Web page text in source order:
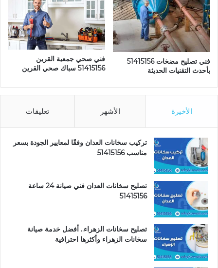
فني تصليح مضخات 51415156
بأحدث التقنيات الحديثة
فني صحي جمعية القرين
51415156 سباك صحي القرين
الأخيرة الأشهر تعليقات
تركيب سخانات العدان وفقًا لمعايير الجودة بسعر
مناسب 51415156
تصليح سخانات العدان فني صيانة 24 ساعة
51415156
تصليح سخانات الزهراء.. أفضل خدمة صيانة
سخانات الزهراء وأكثرها احترافية